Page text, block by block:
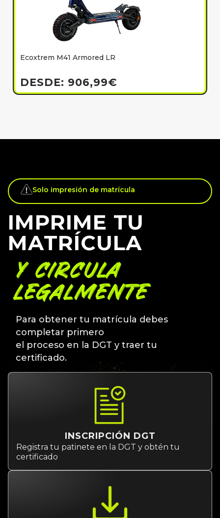
Ecoxtrem M41 Armored LR
DESDE: 906,99€
Solo impresión de matrícula
IMPRIME TU
MATRÍCULA
Y CIRCULA
LEGALMENTE
Para obtener tu matrícula debes
completar primero
el proceso en la DGT y traer tu
certificado.
INSCRIPCIÓN DGT
Registra tu patinete en la DGT y obtén tu
certificado